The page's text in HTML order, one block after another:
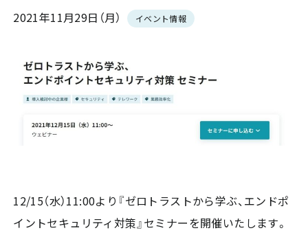
2021年11月29日（月） イベント情報
12/15（水）11:00より『ゼロトラストから学ぶ、エンドポ
イントセキュリティ対策』セミナーを開催いたします。